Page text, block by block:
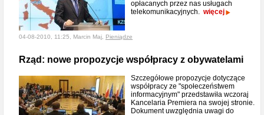
opłacanych przez nas usługach
telekomunikacyjnych. więcej
04-08-2010, 11:25, Marcin Maj, Pieniądze
Rząd: nowe propozycje współpracy z obywatelami
Szczegółowe propozycje dotyczące
współpracy ze "społeczeństwem
informacyjnym" przedstawiła wczoraj
Kancelaria Premiera na swojej stronie.
Dokument uwzględnia uwagi do